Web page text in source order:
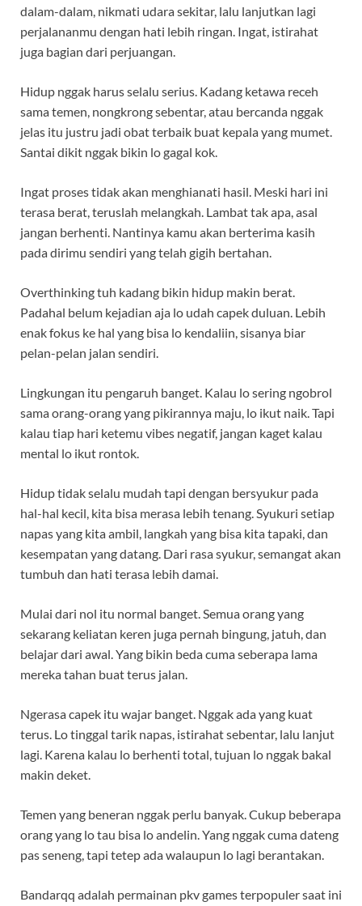
dalam-dalam, nikmati udara sekitar, lalu lanjutkan lagi
perjalananmu dengan hati lebih ringan. Ingat, istirahat
juga bagian dari perjuangan.
Hidup nggak harus selalu serius. Kadang ketawa receh
sama temen, nongkrong sebentar, atau bercanda nggak
jelas itu justru jadi obat terbaik buat kepala yang mumet.
Santai dikit nggak bikin lo gagal kok.
Ingat proses tidak akan menghianati hasil. Meski hari ini
terasa berat, teruslah melangkah. Lambat tak apa, asal
jangan berhenti. Nantinya kamu akan berterima kasih
pada dirimu sendiri yang telah gigih bertahan.
Overthinking tuh kadang bikin hidup makin berat.
Padahal belum kejadian aja lo udah capek duluan. Lebih
enak fokus ke hal yang bisa lo kendaliin, sisanya biar
pelan-pelan jalan sendiri.
Lingkungan itu pengaruh banget. Kalau lo sering ngobrol
sama orang-orang yang pikirannya maju, lo ikut naik. Tapi
kalau tiap hari ketemu vibes negatif, jangan kaget kalau
mental lo ikut rontok.
Hidup tidak selalu mudah tapi dengan bersyukur pada
hal-hal kecil, kita bisa merasa lebih tenang. Syukuri setiap
napas yang kita ambil, langkah yang bisa kita tapaki, dan
kesempatan yang datang. Dari rasa syukur, semangat akan
tumbuh dan hati terasa lebih damai.
Mulai dari nol itu normal banget. Semua orang yang
sekarang keliatan keren juga pernah bingung, jatuh, dan
belajar dari awal. Yang bikin beda cuma seberapa lama
mereka tahan buat terus jalan.
Ngerasa capek itu wajar banget. Nggak ada yang kuat
terus. Lo tinggal tarik napas, istirahat sebentar, lalu lanjut
lagi. Karena kalau lo berhenti total, tujuan lo nggak bakal
makin deket.
Temen yang beneran nggak perlu banyak. Cukup beberapa
orang yang lo tau bisa lo andelin. Yang nggak cuma dateng
pas seneng, tapi tetep ada walaupun lo lagi berantakan.
Bandarqq adalah permainan pkv games terpopuler saat ini